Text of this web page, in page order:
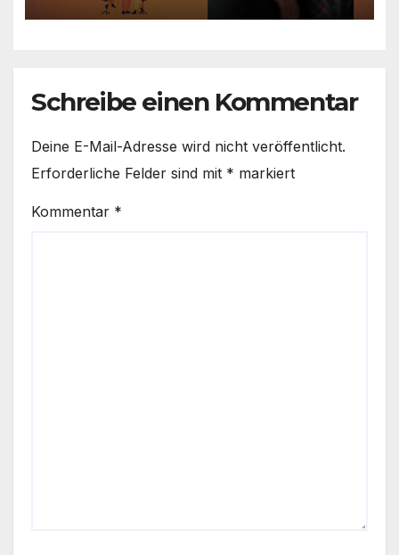
Schreibe einen Kommentar
Deine E-Mail-Adresse wird nicht veröffentlicht.
Erforderliche Felder sind mit * markiert
Kommentar *